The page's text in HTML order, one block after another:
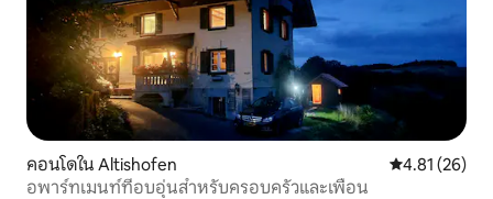
คอนโดใน Altishofen คะแนนเฉลี่ย
4.81 (26)
อพาร์ทเมนท์ที่อบอุ่นสำหรับครอบครัวและเพื่อน